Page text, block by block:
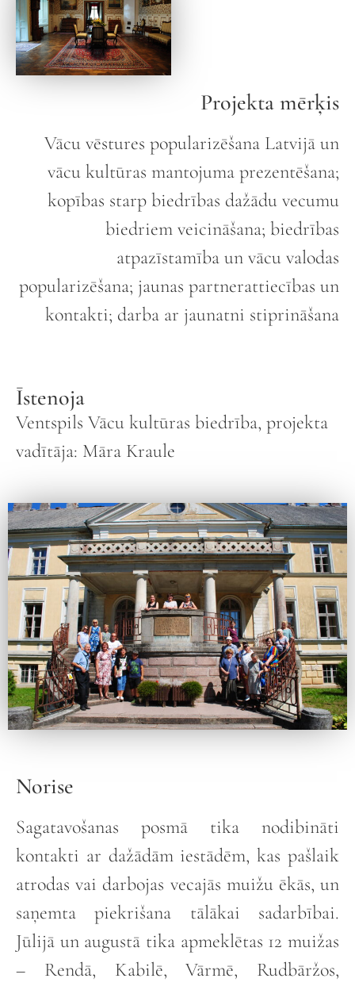
Projekta mērķis
Vācu vēstures popularizēšana Latvijā un
vācu kultūras mantojuma prezentēšana;
kopības starp biedrības dažādu vecumu
biedriem veicināšana; biedrības
atpazīstamība un vācu valodas
popularizēšana; jaunas partnerattiecības un
kontakti; darba ar jaunatni stiprināšana
Īstenoja
Ventspils Vācu kultūras biedrība, projekta
vadītāja: Māra Kraule
Norise
Sagatavošanas posmā tika nodibināti
kontakti ar dažādām iestādēm, kas pašlaik
atrodas vai darbojas vecajās muižu ēkās, un
saņemta piekrišana tālākai sadarbībai.
Jūlijā un augustā tika apmeklētas 12 muižas
– Rendā, Kabilē, Vārmē, Rudbāržos,